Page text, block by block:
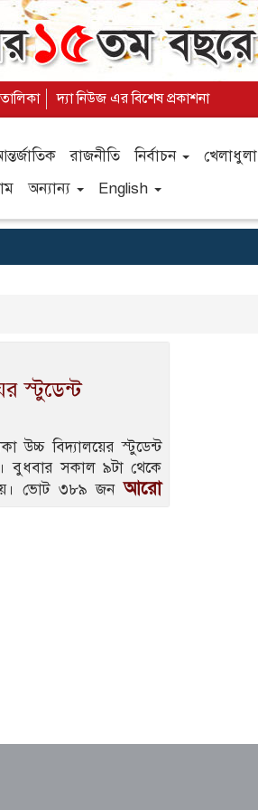
দ্যা নিউজ এর বিশেষ প্রকাশনা
রাজনীতি নির্বাচন খেলাধুলা
অন্যান্য English
স্টুডেন্ট
উচ্চ বিদ্যালয়ের স্টুডেন্ট
বুধবার সকাল ৯টা থেকে
হয়। ভোট ৩৮৯ জনআরো